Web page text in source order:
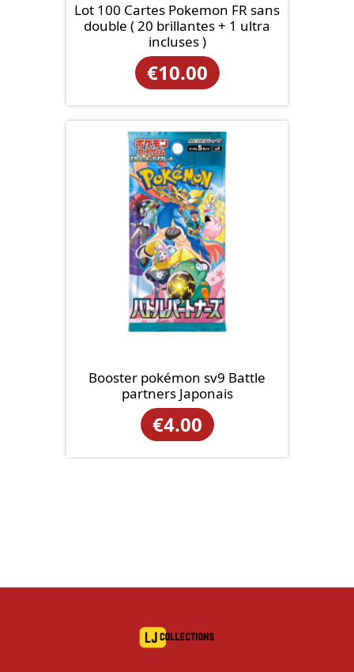
Lot 100 Cartes Pokemon FR sans
double ( 20 brillantes + 1 ultra
incluses )
€10.00
Booster pokémon sv9 Battle
partners Japonais
€4.00